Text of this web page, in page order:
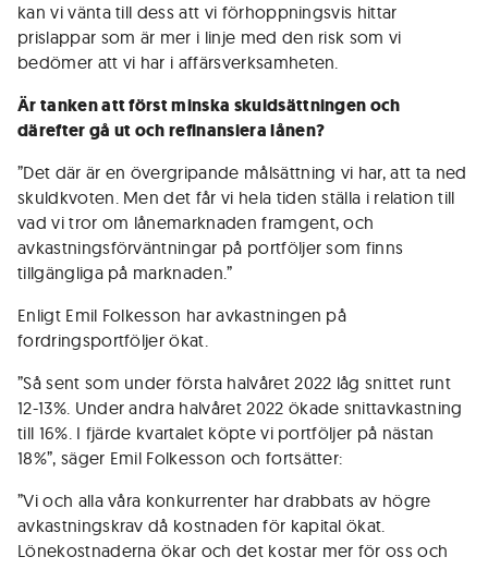
kan vi vänta till dess att vi förhoppningsvis hittar
prislappar som är mer i linje med den risk som vi
bedömer att vi har i affärsverksamheten.
Är tanken att först minska skuldsättningen och
därefter gå ut och refinansiera lånen?
”Det där är en övergripande målsättning vi har, att ta ned
skuldkvoten. Men det får vi hela tiden ställa i relation till
vad vi tror om lånemarknaden framgent, och
avkastningsförväntningar på portföljer som finns
tillgängliga på marknaden.”
Enligt Emil Folkesson har avkastningen på
fordringsportföljer ökat.
”Så sent som under första halvåret 2022 låg snittet runt
12-13%. Under andra halvåret 2022 ökade snittavkastning
till 16%. I fjärde kvartalet köpte vi portföljer på nästan
18%”, säger Emil Folkesson och fortsätter:
”Vi och alla våra konkurrenter har drabbats av högre
avkastningskrav då kostnaden för kapital ökat.
Lönekostnaderna ökar och det kostar mer för oss och